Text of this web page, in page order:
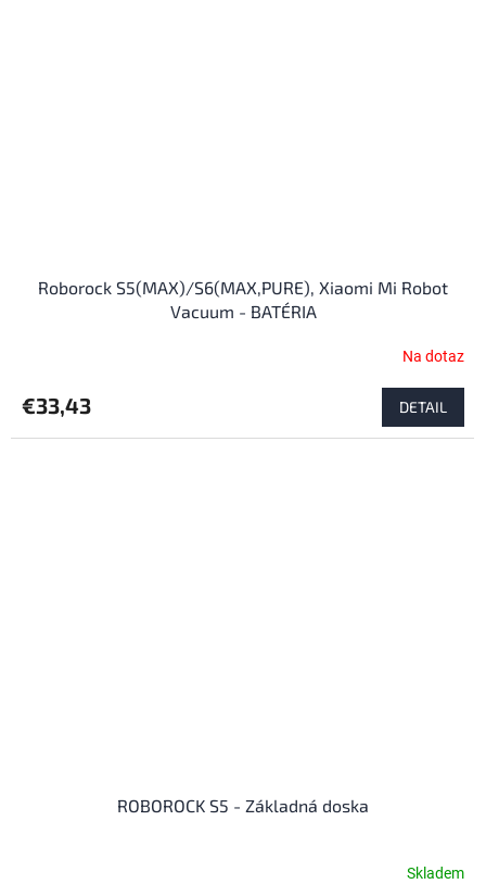
Roborock S5(MAX)/S6(MAX,PURE), Xiaomi Mi Robot
Vacuum - BATÉRIA
produktu
je
4,5
Na dotaz
€33,43 DETAIL
ROBOROCK S5 - Základná doska
Skladem